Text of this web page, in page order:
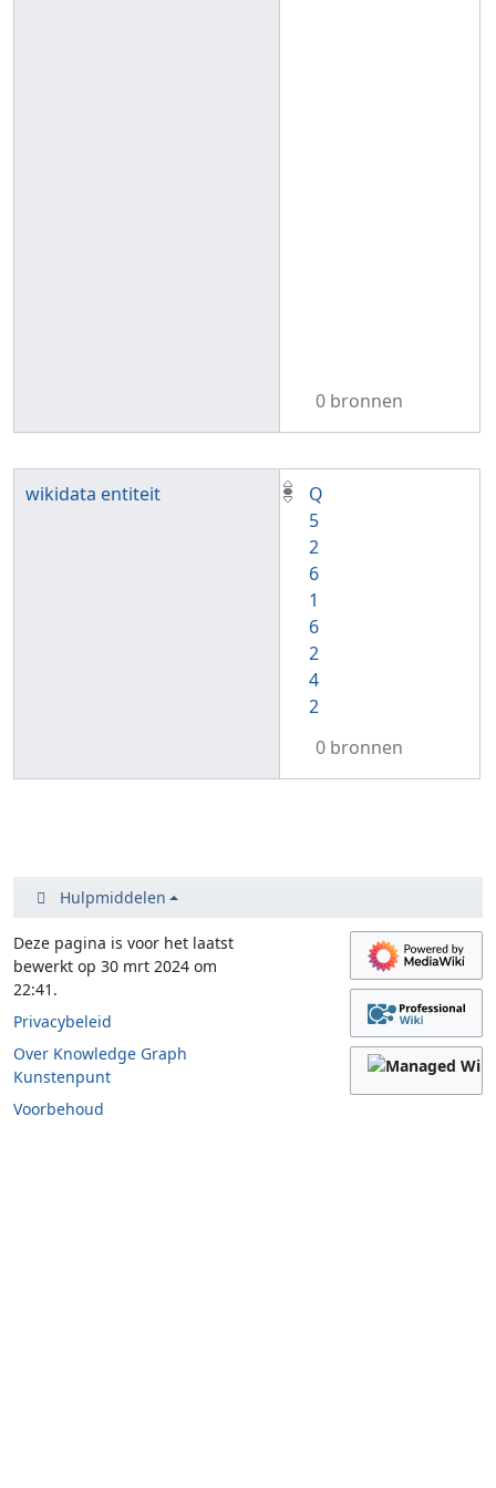
0 bronnen
wikidata entiteit
Q
5
2
6
1
6
2
4
2
0 bronnen
Hulpmiddelen
Deze pagina is voor het laatst
bewerkt op 30 mrt 2024 om
22:41.
Privacybeleid
Over Knowledge Graph
Kunstenpunt
Voorbehoud